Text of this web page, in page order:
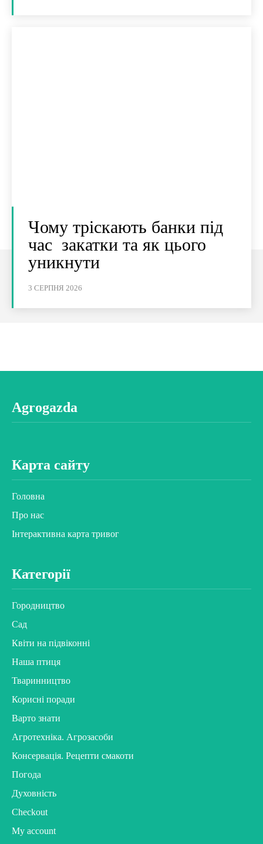
Чому тріскають банки під
час закатки та як цього
уникнути
3 СЕРПНЯ 2026
Agrogazda
Карта сайту
Головна
Про нас
Інтерактивна карта тривог
Категорії
Городництво
Сад
Квіти на підвіконні
Наша птиця
Тваринництво
Корисні поради
Варто знати
Агротехніка. Агрозасоби
Консервація. Рецепти смакоти
Погода
Духовність
Checkout
My account